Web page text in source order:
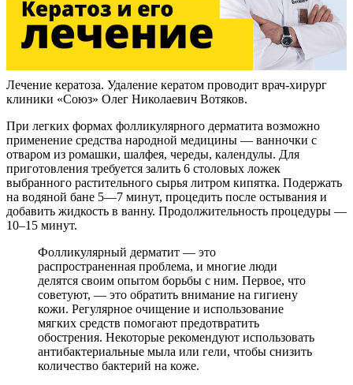
Лечение кератоза. Удаление кератом проводит врач-хирург
клиники «Союз» Олег Николаевич Вотяков.
При легких формах фолликулярного дерматита возможно
применение средства народной медицины — ванночки с
отваром из ромашки, шалфея, череды, календулы. Для
приготовления требуется залить 6 столовых ложек
выбранного растительного сырья литром кипятка. Подержать
на водяной бане 5—7 минут, процедить после остывания и
добавить жидкость в ванну. Продолжительность процедуры —
10–15 минут.
Фолликулярный дерматит — это
распространенная проблема, и многие люди
делятся своим опытом борьбы с ним. Первое, что
советуют, — это обратить внимание на гигиену
кожи. Регулярное очищение и использование
мягких средств помогают предотвратить
обострения. Некоторые рекомендуют использовать
антибактериальные мыла или гели, чтобы снизить
количество бактерий на коже.